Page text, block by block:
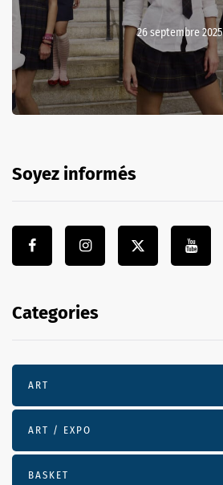
26 septembre 2025
Soyez informés
Categories
ART
ART / EXPO
BASKET